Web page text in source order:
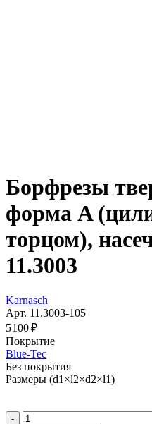
Борфрезы
форма A
торцом),
11.3003
Karnasch
Арт. 11.3003-105
5 100 ₽
Покрытие
Blue-Tec
Без покрытия
Размеры (d1×l2×d2×l1)